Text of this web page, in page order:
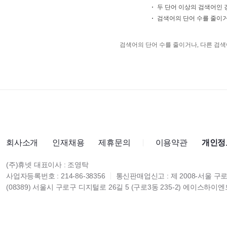
두 단어 이상의 검색어인
검색어의 단어 수를 줄이
검색어의 단어 수를 줄이거나, 다른 검
회사소개 인재채용 제휴문의 이용약관 개인
(주)휴넷 대표이사 : 조영탁
사업자등록번호 : 214-86-38356
통신판매업신고 : 제 2008-서울 구
(08389) 서울시 구로구 디지털로 26길 5 (구로3동 235-2) 에이스하이